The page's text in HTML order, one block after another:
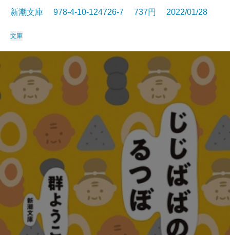
新潮文庫 978-4-10-124726-7 737円 2022/01/28
文庫